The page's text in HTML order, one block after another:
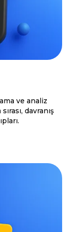
ve analiz
davranış